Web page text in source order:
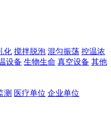
化 搅拌脱泡 混匀振荡 控温浓
设备 生物生命 真空设备 其他
测 医疗单位 企业单位